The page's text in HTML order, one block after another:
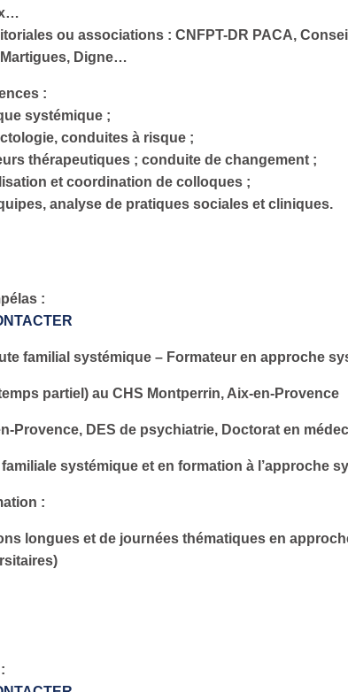
ou associations : CNFPT-DR PACA,
Martigues, Digne…
:
systémique ;
conduites à risque ;
thérapeutiques ; conduite de changement ;
et coordination de colloques ;
analyse de pratiques sociales et cliniques.
:
familial systémique – Formateur en approche
partiel) au CHS Montperrin, Aix-en-Provence
Provence, DES de psychiatrie, Doctorat en
systémique et en formation à l’approche
:
longues et de journées thématiques en